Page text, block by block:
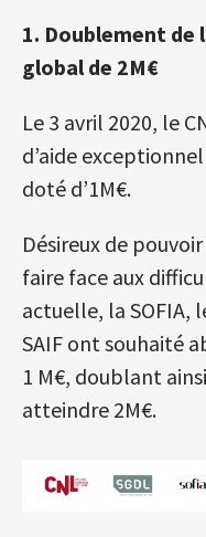
1. Doublement de
global de 2M€
Le 3 avril 2020, le
d’aide
doté d’1M€.
Désireux de
faire face aux
actuelle, la SOFIA,
SAIF ont souhaité
1 M€, doublant
atteindre 2M€.